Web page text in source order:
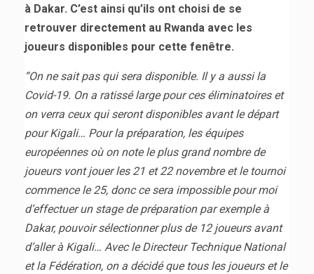
à Dakar. C’est ainsi qu’ils ont choisi de se
retrouver directement au Rwanda avec les
joueurs disponibles pour cette fenêtre.
“On ne sait pas qui sera disponible. Il y a aussi la
Covid-19. On a ratissé large pour ces éliminatoires et
on verra ceux qui seront disponibles avant le départ
pour Kigali… Pour la préparation, les équipes
européennes où on note le plus grand nombre de
joueurs vont jouer les 21 et 22 novembre et le tournoi
commence le 25, donc ce sera impossible pour moi
d’effectuer un stage de préparation par exemple à
Dakar, pouvoir sélectionner plus de 12 joueurs avant
d’aller à Kigali… Avec le Directeur Technique National
et la Fédération, on a décidé que tous les joueurs et le